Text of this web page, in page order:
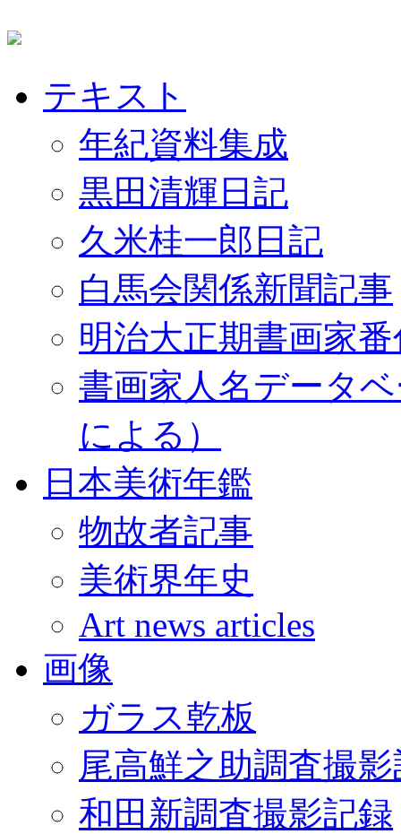
テキスト
年紀資料集成
黒田清輝日記
久米桂一郎日記
白馬会関係新聞記事
明治大正期書画家
書画家人名データ
による）
日本美術年鑑
物故者記事
美術界年史
Art news articles
画像
ガラス乾板
尾高鮮之助調査撮
和田新調査撮影記録